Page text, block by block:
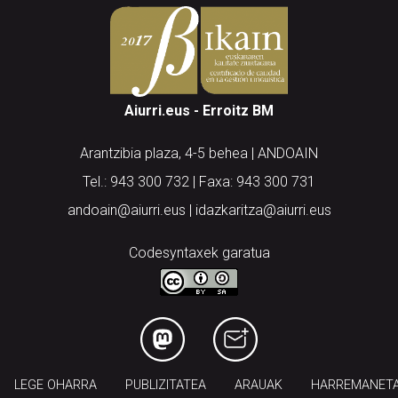
Aiurri.eus - Erroitz BM
Arantzibia plaza, 4-5 behea | ANDOAIN
Tel.: 943 300 732 | Faxa: 943 300 731
andoain@aiurri.eus | idazkaritza@aiurri.eus
Codesyntaxek garatua
LEGE OHARRA PUBLIZITATEA ARAUAK